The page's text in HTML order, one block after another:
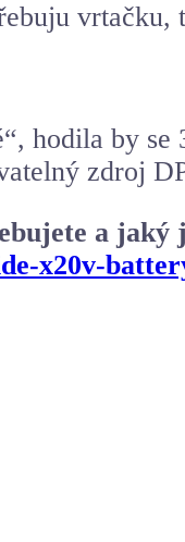
hodila by
zdroj
a
x20v-